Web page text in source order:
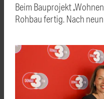
Beim Bauprojekt
Rohbau fertig. Nach